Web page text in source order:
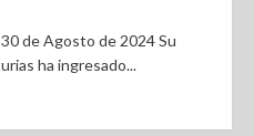
30 de Agosto de 2024 Su
ha ingresado...